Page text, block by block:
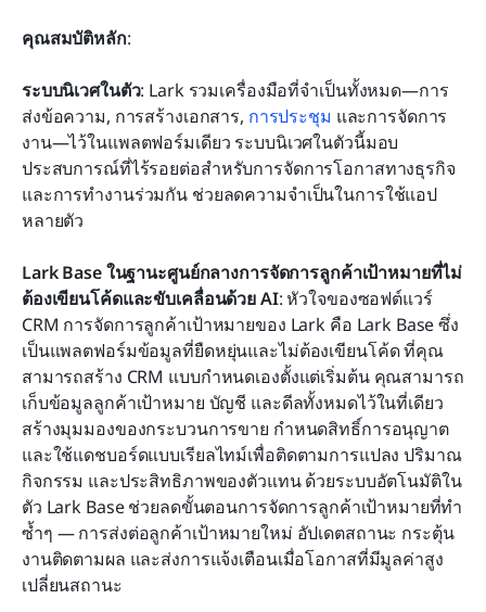
คุณสมบัติหลัก:
ระบบนิเวศในตัว: Lark รวมเครื่องมือที่จำเป็นทั้งหมด—การ
ส่งข้อความ, การสร้างเอกสาร, การประชุม และการจัดการ
งาน—ไว้ในแพลตฟอร์มเดียว ระบบนิเวศในตัวนี้มอบ
ประสบการณ์ที่ไร้รอยต่อสำหรับการจัดการโอกาสทางธุรกิจ
และการทำงานร่วมกัน ช่วยลดความจำเป็นในการใช้แอป
หลายตัว
Lark Base ในฐานะศูนย์กลางการจัดการลูกค้าเป้าหมายที่ไม่
ต้องเขียนโค้ดและขับเคลื่อนด้วย AI: หัวใจของซอฟต์แวร์
CRM การจัดการลูกค้าเป้าหมายของ Lark คือ Lark Base ซึ่ง
เป็นแพลตฟอร์มข้อมูลที่ยืดหยุ่นและไม่ต้องเขียนโค้ด ที่คุณ
สามารถสร้าง CRM แบบกำหนดเองตั้งแต่เริ่มต้น คุณสามารถ
เก็บข้อมูลลูกค้าเป้าหมาย บัญชี และดีลทั้งหมดไว้ในที่เดียว
สร้างมุมมองของกระบวนการขาย กำหนดสิทธิ์การอนุญาต
และใช้แดชบอร์ดแบบเรียลไทม์เพื่อติดตามการแปลง ปริมาณ
กิจกรรม และประสิทธิภาพของตัวแทน ด้วยระบบอัตโนมัติใน
ตัว Lark Base ช่วยลดขั้นตอนการจัดการลูกค้าเป้าหมายที่ทำ
ซ้ำๆ — การส่งต่อลูกค้าเป้าหมายใหม่ อัปเดตสถานะ กระตุ้น
งานติดตามผล และส่งการแจ้งเตือนเมื่อโอกาสที่มีมูลค่าสูง
เปลี่ยนสถานะ